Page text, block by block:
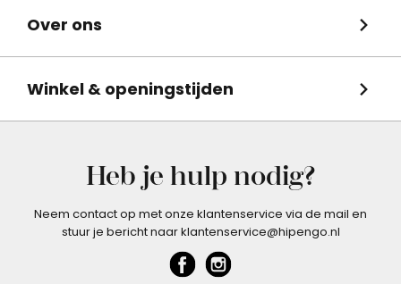
Over ons
Winkel & openingstijden
Heb je hulp nodig?
Neem contact op met onze klantenservice via de mail en
stuur je bericht naar klantenservice@hipengo.nl